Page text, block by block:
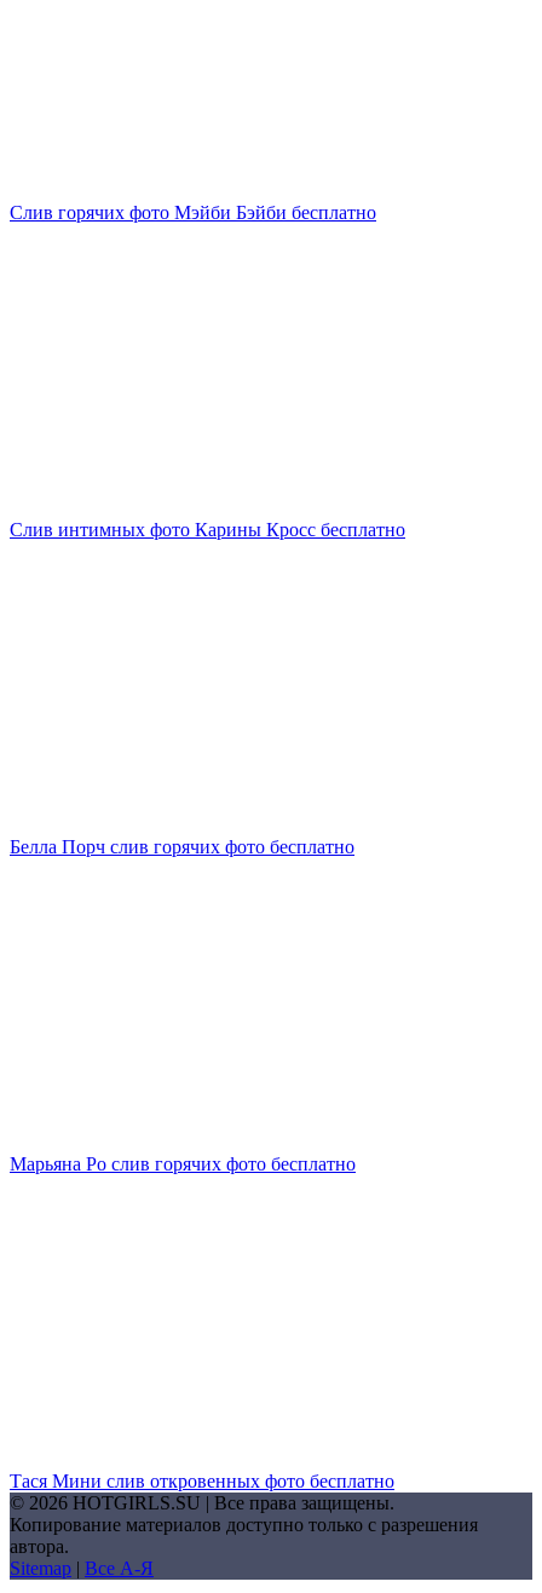
Слив горячих фото Мэйби Бэйби бесплатно
Слив интимных фото Карины Кросс бесплатно
Белла Порч слив горячих фото бесплатно
Марьяна Ро слив горячих фото бесплатно
Тася Мини слив откровенных фото бесплатно
© 2026 HOTGIRLS.SU | Все права защищены.
Копирование материалов доступно только с разрешения
автора.
Sitemap | Все А-Я